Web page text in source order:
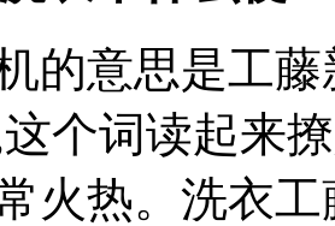
的意思是工
个词读起来
火热。洗衣